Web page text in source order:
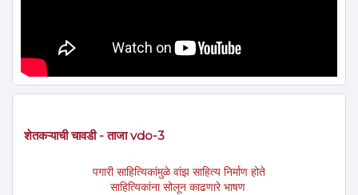
शेतकऱ्याची चावडी - ताजा vdo-3
पगारी साहित्यिकांमुळे वांझ साहित्य निर्माण होते
साहित्यिकांना सोलून काढणारे भाषण